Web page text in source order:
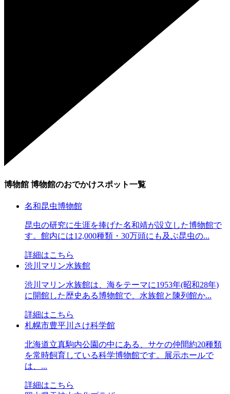
博物館 博物館のおでかけスポット一覧
名和昆虫博物館
昆虫の研究に生涯を捧げた名和靖が設立した博物館で
す。館内には12,000種類・30万頭にも及ぶ昆虫の...
詳細はこちら
渋川マリン水族館
渋川マリン水族館は、海をテーマに1953年(昭和28年)
に開館した歴史ある博物館で、水族館と陳列館か...
詳細はこちら
札幌市豊平川さけ科学館
北海道立真駒内公園の中にある、サケの仲間約20種類
を常時飼育している科学博物館です。展示ホールで
は、...
詳細はこちら